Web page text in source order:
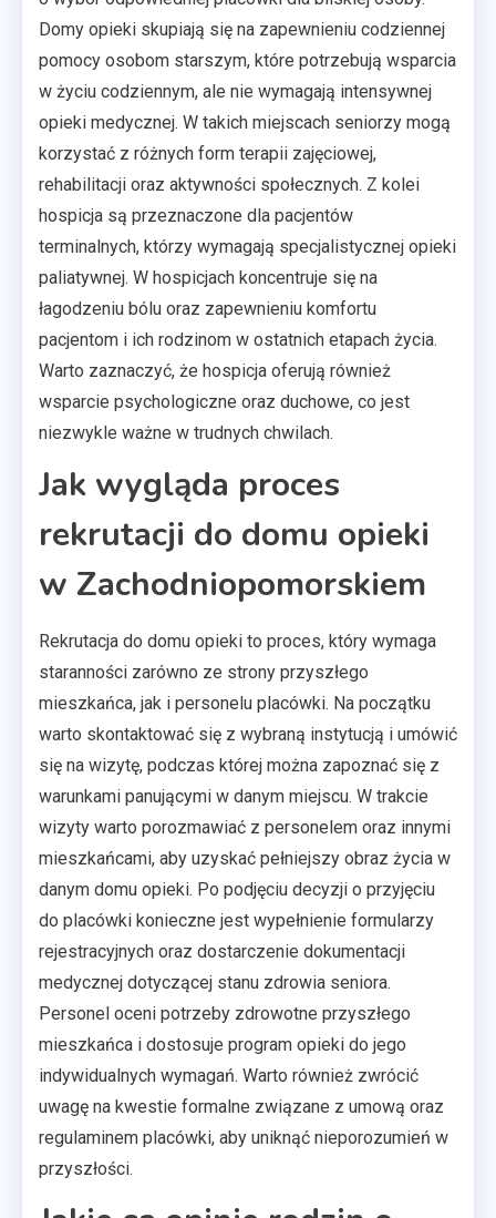
Domy opieki skupiają się na zapewnieniu codziennej
pomocy osobom starszym, które potrzebują wsparcia
w życiu codziennym, ale nie wymagają intensywnej
opieki medycznej. W takich miejscach seniorzy mogą
korzystać z różnych form terapii zajęciowej,
rehabilitacji oraz aktywności społecznych. Z kolei
hospicja są przeznaczone dla pacjentów
terminalnych, którzy wymagają specjalistycznej opieki
paliatywnej. W hospicjach koncentruje się na
łagodzeniu bólu oraz zapewnieniu komfortu
pacjentom i ich rodzinom w ostatnich etapach życia.
Warto zaznaczyć, że hospicja oferują również
wsparcie psychologiczne oraz duchowe, co jest
niezwykle ważne w trudnych chwilach.
Jak wygląda proces
rekrutacji do domu opieki
w Zachodniopomorskiem
Rekrutacja do domu opieki to proces, który wymaga
staranności zarówno ze strony przyszłego
mieszkańca, jak i personelu placówki. Na początku
warto skontaktować się z wybraną instytucją i umówić
się na wizytę, podczas której można zapoznać się z
warunkami panującymi w danym miejscu. W trakcie
wizyty warto porozmawiać z personelem oraz innymi
mieszkańcami, aby uzyskać pełniejszy obraz życia w
danym domu opieki. Po podjęciu decyzji o przyjęciu
do placówki konieczne jest wypełnienie formularzy
rejestracyjnych oraz dostarczenie dokumentacji
medycznej dotyczącej stanu zdrowia seniora.
Personel oceni potrzeby zdrowotne przyszłego
mieszkańca i dostosuje program opieki do jego
indywidualnych wymagań. Warto również zwrócić
uwagę na kwestie formalne związane z umową oraz
regulaminem placówki, aby uniknąć nieporozumień w
przyszłości.